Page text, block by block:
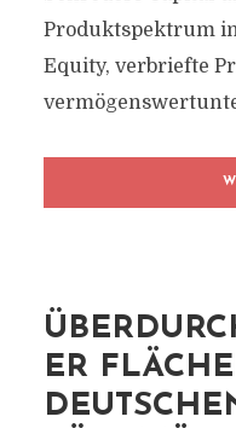
Produktspektrum
Equity, verbriefte
ER